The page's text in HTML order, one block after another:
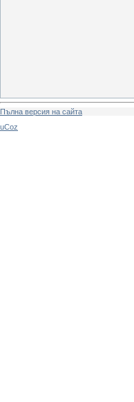
Пълна версия на сайта
uCoz